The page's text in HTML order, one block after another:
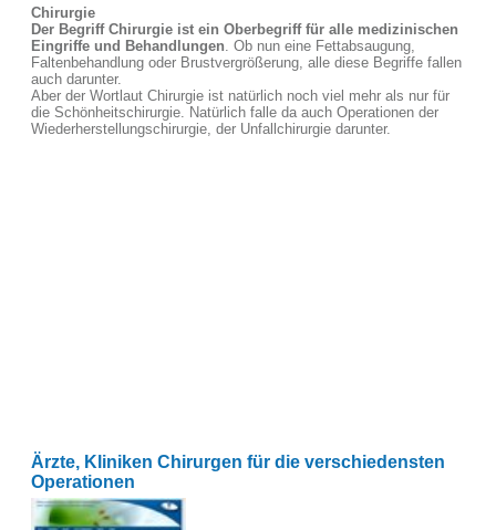
Chirurgie
Der Begriff Chirurgie ist ein Oberbegriff für alle medizinischen
Eingriffe und Behandlungen. Ob nun eine Fettabsaugung,
Faltenbehandlung oder Brustvergrößerung, alle diese Begriffe fallen
auch darunter.
Aber der Wortlaut Chirurgie ist natürlich noch viel mehr als nur für
die Schönheitschirurgie. Natürlich falle da auch Operationen der
Wiederherstellungschirurgie, der Unfallchirurgie darunter.
Ärzte, Kliniken Chirurgen für die verschiedensten
Operationen